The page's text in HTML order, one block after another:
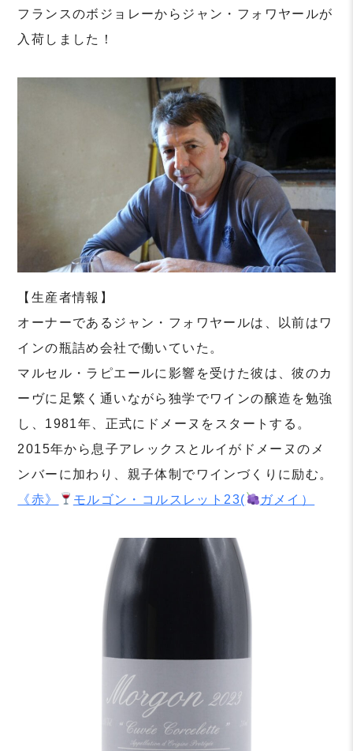
フランスのボジョレーからジャン・フォワヤールが
入荷しました！
【生産者情報】
オーナーであるジャン・フォワヤールは、以前はワ
インの瓶詰め会社で働いていた。
マルセル・ラピエールに影響を受けた彼は、彼のカ
ーヴに足繁く通いながら独学でワインの醸造を勉強
し、1981年、正式にドメーヌをスタートする。
2015年から息子アレックスとルイがドメーヌのメ
ンバーに加わり、親子体制でワインづくりに励む。
《赤》
モルゴン・コルスレット23( ガメイ）